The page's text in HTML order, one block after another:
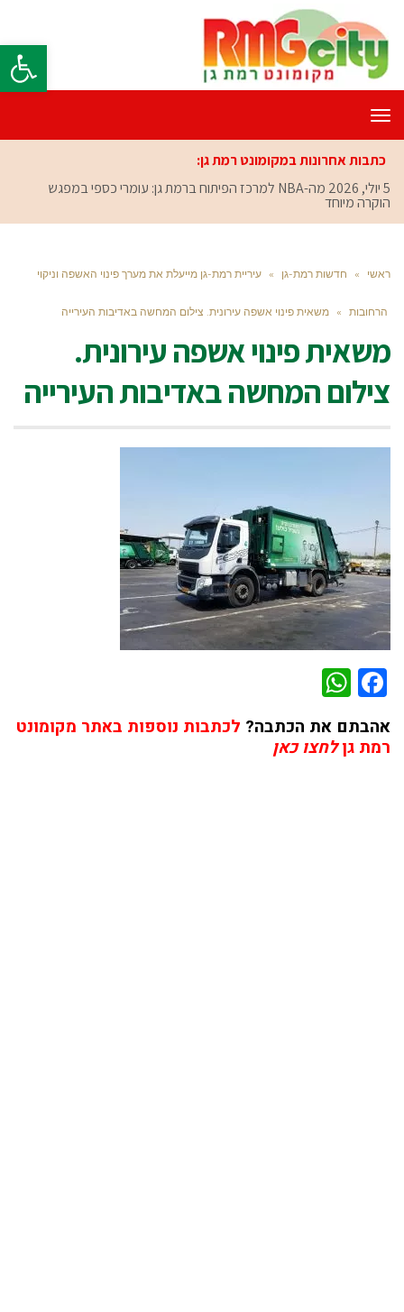
פתח
תפריט
כתבות אחרונות במקומונט רמת גן:
5 יולי, 2026
מה-NBA למרכז הפיתוח ברמת גן: עומרי כספי במפגש
הוקרה מיוחד
ראשי » חדשות רמת-גן » עיריית רמת-גן מייעלת את מערך פינוי האשפה וניקוי
הרחובות » משאית פינוי אשפה עירונית. צילום המחשה באדיבות העירייה
משאית פינוי אשפה עירונית.
צילום המחשה באדיבות העירייה
Facebook
אהבתם את הכתבה? לכתבות נוספות באתר מקומונט
רמת גןלחצו כאן